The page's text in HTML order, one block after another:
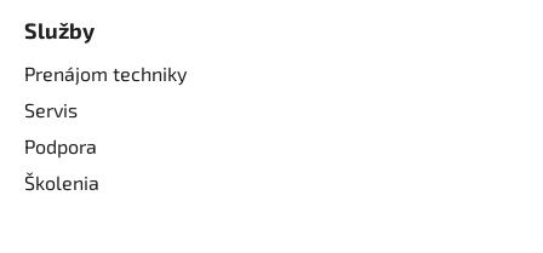
Služby
Prenájom techniky
Servis
Podpora
Školenia